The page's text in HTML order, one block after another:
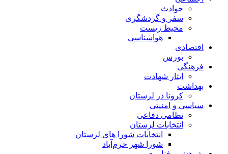
حوادث
سفر و گردشگری
محیط زیست
هواشناسی
اقتصادی
بورس
فرهنگی
ایثار شهادت
بهداشت
کرونا در لرستان
سیاسی و امنیتی
نظامی دفاعی
انتخابات لرستان
انتخابات شورا های لرستان
شورا شهر خرم‌آباد